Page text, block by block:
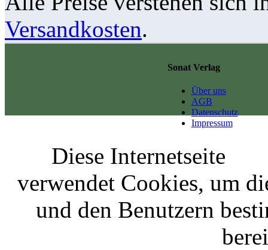
Versandkosten.
Sonat Verlag
Über uns
AGB
Datenschutz
Impressum
Diese Internetseite
verwendet Cookies, um
und den Benutzern